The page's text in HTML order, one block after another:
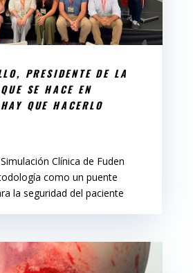
PRESIDENTE DE LA
SE HACE EN
QUE HACERLO
Clínica de Fuden
como un puente
la seguridad del paciente